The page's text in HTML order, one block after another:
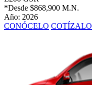
*Desde $868,900 M.N.
Año: 2026
CONÓCELO COTÍZALO